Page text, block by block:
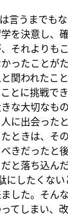
言うまでも
を決意し、
それよりも
ったことが
関われたこ
とに挑戦で
な大切なも
に出会った
ときは、そ
きだったと
と落ち込ん
にしたくな
した。そん
てしまい、